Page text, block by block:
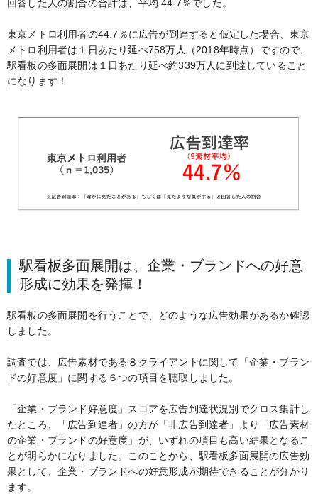
回答した人の割合の合計は、平均 44.7％でした。
東京メトロ利用者の44.7％に広告が到達すると仮定した場合、東京
メトロ利用者は１日あたり延べ758万人（2018年時点）ですので、
駅看板の多面展開は１日あたり延べ約339万人に到達していること
になります！
駅看板多面展開は、企業・ブランドへの好意
形成に効果を発揮！
駅看板の多面展開を行うことで、どのような広告効果があるか確認
しました。
調査では、広告素材である８クライアントに関して「企業・ブラン
ドの好意度」に関する６つの項目を聴取しました。
「企業・ブランド好意度」スコアを広告到達状況別でクロス集計し
たところ、「広告到達者」の方が「非広告到達者」より「広告素材
の企業・ブランドの好意度」が、いずれの項目も高い結果となるこ
とが明らかになりました。このことから、駅看板多面展開の広告効
果として、企業・ブランドへの好意形成が期待できることが分かり
ます。